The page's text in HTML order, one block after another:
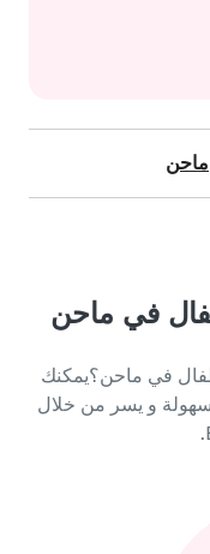
ماحن
في ماحن
في ماحن؟يمكنك
سهولة و يسر من خلال